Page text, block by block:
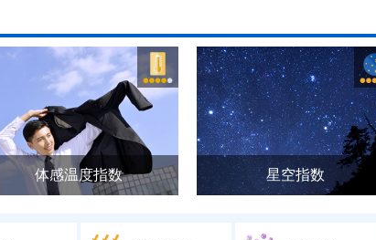
体感温度指数 星空指数